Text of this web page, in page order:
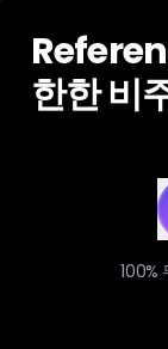
한한 비
100%